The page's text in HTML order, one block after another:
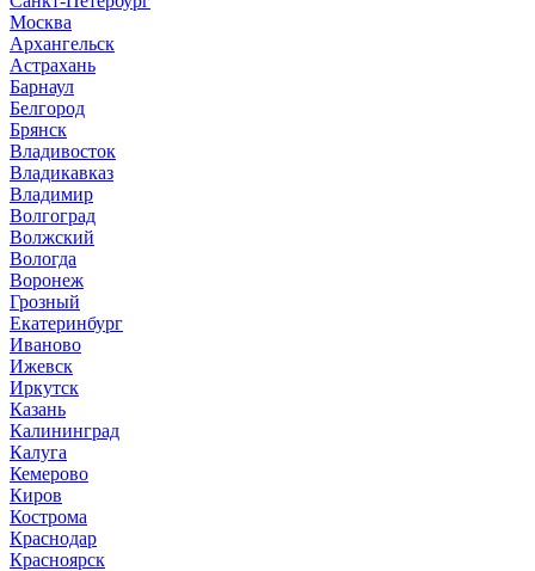
Москва
Архангельск
Астрахань
Барнаул
Белгород
Брянск
Владивосток
Владикавказ
Владимир
Волгоград
Волжский
Вологда
Воронеж
Грозный
Екатеринбург
Иваново
Ижевск
Иркутск
Казань
Калининград
Калуга
Кемерово
Киров
Кострома
Краснодар
Красноярск